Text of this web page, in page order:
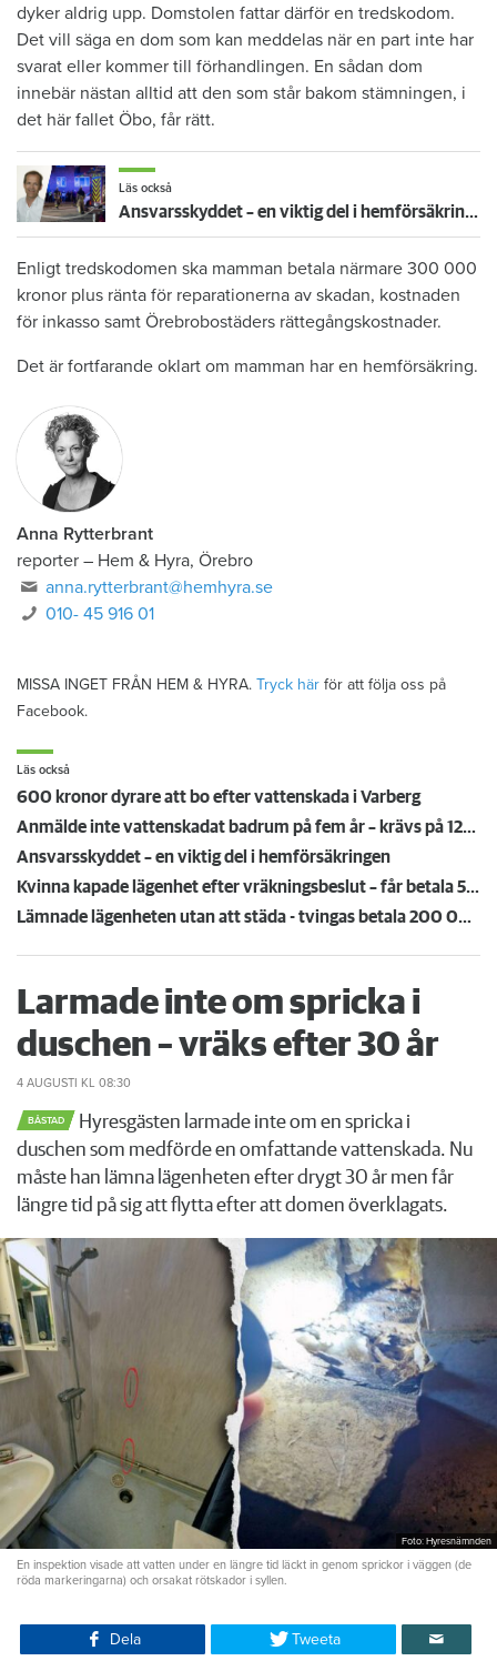
dyker aldrig upp. Domstolen fattar därför en tredskodom.
Det vill säga en dom som kan meddelas när en part inte har
svarat eller kommer till förhandlingen. En sådan dom
innebär nästan alltid att den som står bakom stämningen, i
det här fallet Öbo, får rätt.
Läs också
Ansvarsskyddet – en viktig del i hemförsäkringen
Enligt tredskodomen ska mamman betala närmare 300 000
kronor plus ränta för reparationerna av skadan, kostnaden
för inkasso samt Örebrobostäders rättegångskostnader.
Det är fortfarande oklart om mamman har en hemförsäkring.
Anna Rytterbrant
reporter – Hem & Hyra, Örebro
anna.rytterbrant@hemhyra.se
010- 45 916 01
MISSA INGET FRÅN HEM & HYRA. Tryck här för att följa oss på
Facebook.
Läs också
600 kronor dyrare att bo efter vattenskada i Varberg
Anmälde inte vattenskadat badrum på fem år – krävs på 125 000 kronor
Ansvarsskyddet – en viktig del i hemförsäkringen
Kvinna kapade lägenhet efter vräkningsbeslut – får betala 50 000
Lämnade lägenheten utan att städa - tvingas betala 200 000 kronor
Larmade inte om spricka i
duschen – vräks efter 30 år
4 AUGUSTI KL 08:30
BÅSTAD
Hyresgästen larmade inte om en spricka i
duschen som medförde en omfattande vattenskada. Nu
måste han lämna lägenheten efter drygt 30 år men får
längre tid på sig att flytta efter att domen överklagats.
Foto: Hyresnämnden
En inspektion visade att vatten under en längre tid läckt in genom sprickor i väggen (de
röda markeringarna) och orsakat rötskador i syllen.
Dela Tweeta